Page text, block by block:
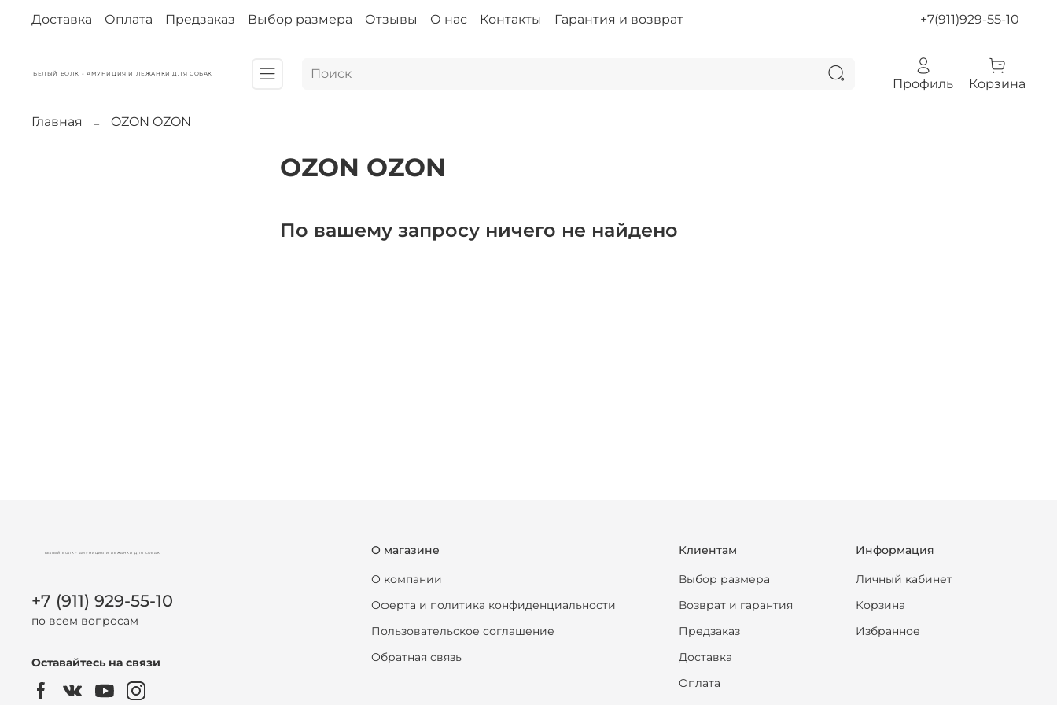
Доставка Оплата Предзаказ Выбор размера Отзывы О нас Контакты Гарантия и возврат +7(911)929-55-10
БЕЛЫЙ ВОЛК - АМУНИЦИЯ И ЛЕЖАНКИ ДЛЯ СОБАК
Профиль Корзина
Главная OZON OZON
OZON OZON
По вашему запросу ничего не найдено
О магазине
О компании
Оферта и политика конфиденциальности
Пользовательское соглашение
Обратная связь
Клиентам
Выбор размера
Возврат и гарантия
Предзаказ
Доставка
Оплата
Информация
Личный кабинет
Корзина
Избранное
БЕЛЫЙ ВОЛК - АМУНИЦИЯ И ЛЕЖАНКИ ДЛЯ СОБАК
+7 (911) 929-55-10
по всем вопросам
Оставайтесь на связи